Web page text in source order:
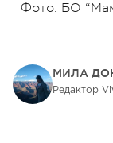
Фото: БО
МИЛА
Редактор